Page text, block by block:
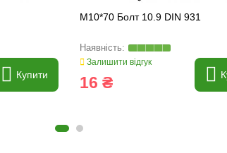
Купити
M10*70 Болт 10.9 DIN 931
Залишити відгук
16 ₴